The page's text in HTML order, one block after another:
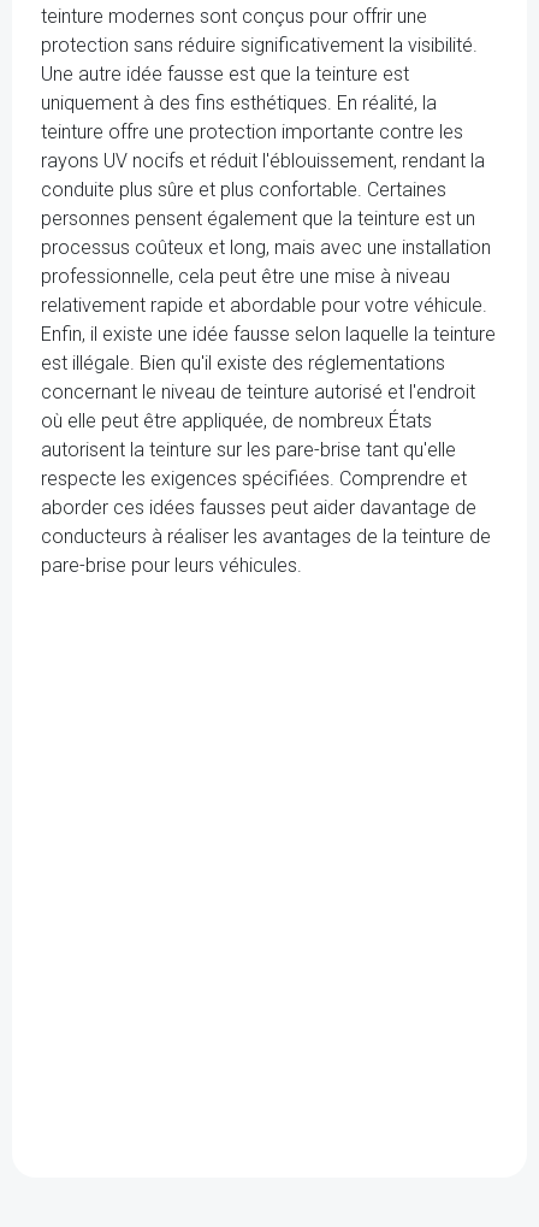
teinture modernes sont conçus pour offrir une
protection sans réduire significativement la visibilité.
Une autre idée fausse est que la teinture est
uniquement à des fins esthétiques. En réalité, la
teinture offre une protection importante contre les
rayons UV nocifs et réduit l'éblouissement, rendant la
conduite plus sûre et plus confortable. Certaines
personnes pensent également que la teinture est un
processus coûteux et long, mais avec une installation
professionnelle, cela peut être une mise à niveau
relativement rapide et abordable pour votre véhicule.
Enfin, il existe une idée fausse selon laquelle la teinture
est illégale. Bien qu'il existe des réglementations
concernant le niveau de teinture autorisé et l'endroit
où elle peut être appliquée, de nombreux États
autorisent la teinture sur les pare-brise tant qu'elle
respecte les exigences spécifiées. Comprendre et
aborder ces idées fausses peut aider davantage de
conducteurs à réaliser les avantages de la teinture de
pare-brise pour leurs véhicules.